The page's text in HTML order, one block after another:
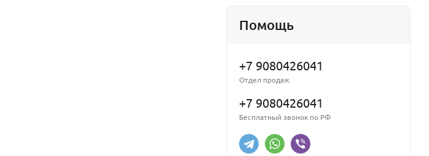
Помощь
+7 9080426041
Отдел продаж
+7 9080426041
Бесплатный звонок по РФ